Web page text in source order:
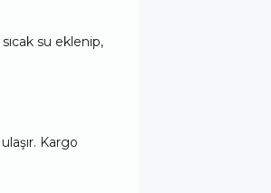
su eklenip,
Kargo